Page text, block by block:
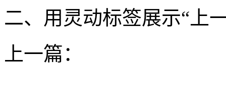
二、用灵动标签展示“上
上一篇：